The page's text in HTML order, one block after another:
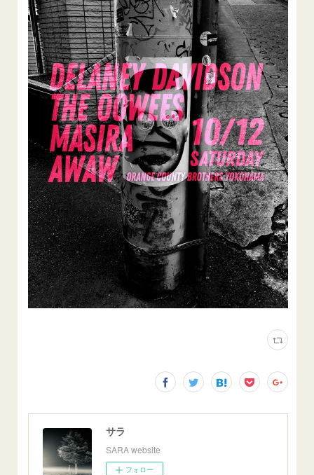
サラ
SARA website
フォロー